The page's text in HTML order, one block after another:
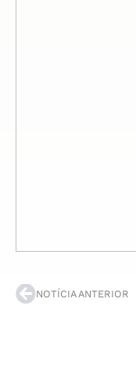
NOTÍCIA ANTERIOR